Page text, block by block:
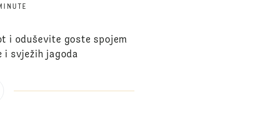
i oduševite goste spojem
i svježih jagoda